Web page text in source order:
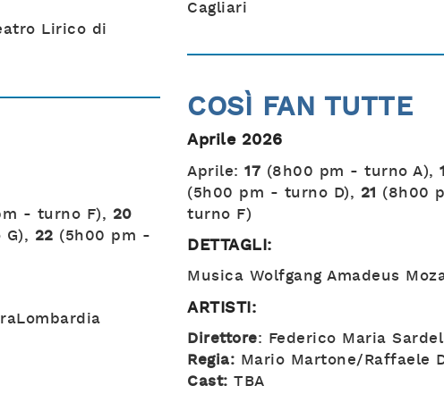
Lirico di
- turno F), 20
22 (5h00 pm -
Cagliari
COSÌ FAN TUTTE
Aprile 2026
Aprile: 17 (8h00 pm - turno A),
(5h00 pm - turno D), 21 (8h00
turno F)
DETTAGLI:
Musica Wolfgang Amadeus
ARTISTI:
Direttore: Federico Maria
Regia: Mario Martone/Raffaele
Cast: TBA